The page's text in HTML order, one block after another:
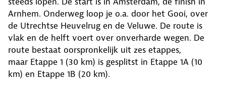
Arnhem. Onderweg loop je o.a. door het Gooi, over
de Utrechtse Heuvelrug en de Veluwe. De route is
vlak en de helft voert over onverharde wegen. De
route bestaat oorspronkelijk uit zes etappes,
maar Etappe 1 (30 km) is gesplitst in Etappe 1A (10
km) en Etappe 1B (20 km).